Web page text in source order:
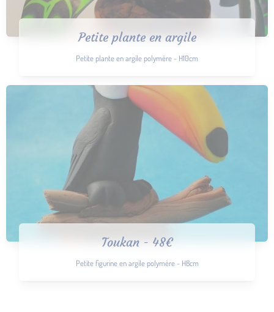
Petite plante en argile
Petite plante en argile polymère - H10cm
Toukan - 48€
Petite figurine en argile polymère - H8cm